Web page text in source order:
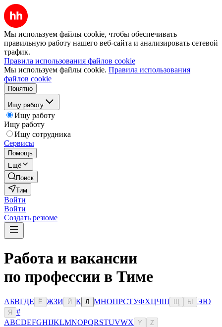
Мы используем файлы cookie, чтобы обеспечивать
правильную работу нашего веб-сайта и анализировать сетевой
трафик.
Правила использования файлов cookie
Мы используем файлы cookie. Правила использования
файлов cookie
Понятно
Ищу работу
Ищу работу
Ищу работу
Ищу сотрудника
Сервисы
Помощь
Ещё
Поиск
Тим
Войти
Войти
Создать резюме
Работа и вакансии
по профессии в Тиме
АБВГДЕ Ё ЖЗИ Й К Л МНОПРСТУФХЦЧШ Ы ЭЮ
Я
#
ABCDEFGHIJKLMNOPQRSTUVWX Y Z